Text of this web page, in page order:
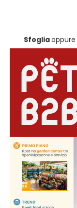
Sfogliaoppure